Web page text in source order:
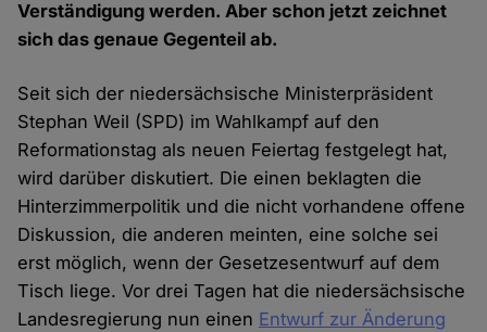
Verständigung werden. Aber schon jetzt zeichnet
sich das genaue Gegenteil ab.
Seit sich der niedersächsische Ministerpräsident
Stephan Weil (SPD) im Wahlkampf auf den
Reformationstag als neuen Feiertag festgelegt hat,
wird darüber diskutiert. Die einen beklagten die
Hinterzimmerpolitik und die nicht vorhandene offene
Diskussion, die anderen meinten, eine solche sei
erst möglich, wenn der Gesetzesentwurf auf dem
Tisch liege. Vor drei Tagen hat die niedersächsische
Landesregierung nun einen Entwurf zur Änderung